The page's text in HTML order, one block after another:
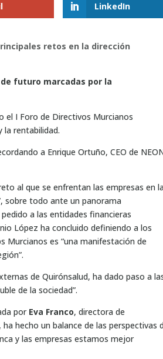
LinkedIn
retos en la dirección
de futuro marcadas por la
el I Foro de Directivos Murcianos
rentabilidad.
a Enrique Ortuño, CEO de
al que se enfrentan las empresas en la
sobre todo ante un panorama
a las entidades financieras
López ha concluido definiendo a los
Murcianos es “una manifestación de
de Quirónsalud, ha dado paso a
de la sociedad”.
por Eva Franco, directora de
hecho un balance de las perspectivas
y las empresas estamos mejor